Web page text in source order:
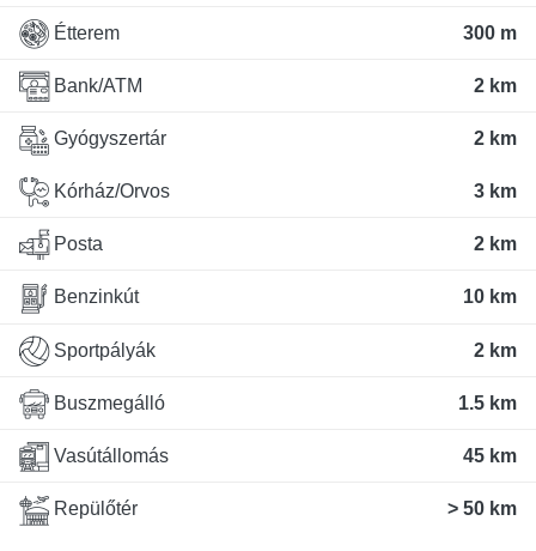
Étterem 300 m
Bank/ATM 2 km
Gyógyszertár 2 km
Kórház/Orvos 3 km
Posta 2 km
Benzinkút 10 km
Sportpályák 2 km
Buszmegálló 1.5 km
Vasútállomás 45 km
Repülőtér > 50 km